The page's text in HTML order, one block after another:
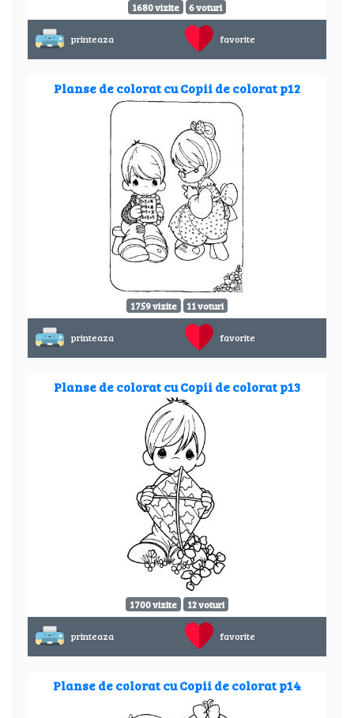
1680 vizite 6 voturi
printeaza favorite
Planse de colorat cu Copii de colorat p12
1759 vizite 11 voturi
printeaza favorite
Planse de colorat cu Copii de colorat p13
1700 vizite 12 voturi
printeaza favorite
Planse de colorat cu Copii de colorat p14